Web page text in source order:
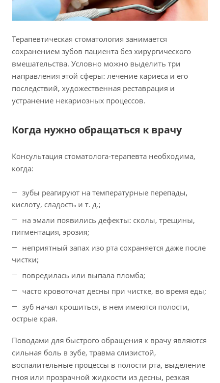
Терапевтическая стоматология занимается
сохранением зубов пациента без хирургического
вмешательства. Условно можно выделить три
направления этой сферы: лечение кариеса и его
последствий, художественная реставрация и
устранение некариозных процессов.
Когда нужно обращаться к врачу
Консультация стоматолога-терапевта необходима,
когда:
зубы реагируют на температурные перепады,
кислоту, сладость и т. д.;
на эмали появились дефекты: сколы, трещины,
пигментация, эрозия;
неприятный запах изо рта сохраняется даже после
чистки;
повредилась или выпала пломба;
часто кровоточат десны при чистке, во время еды;
зуб начал крошиться, в нём имеются полости,
острые края.
Поводами для быстрого обращения к врачу являются
сильная боль в зубе, травма слизистой,
воспалительные процессы в полости рта, выделение
гноя или прозрачной жидкости из десны, резкая